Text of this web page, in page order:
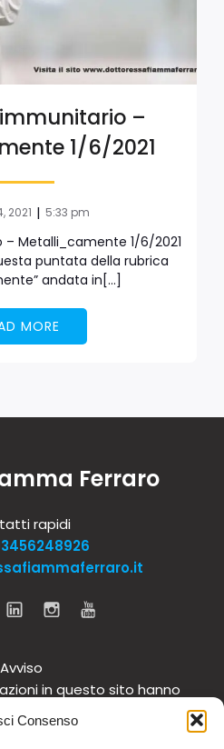
Consenso
–
1/6/2021
2021 | 5:33 pm
Metalli_camente 1/6/2021
puntata della rubrica
andata in[…]
MORE
Ferraro
rapidi
Avviso
in questo sito hanno
e non intendono in
medici. Si raccomanda di